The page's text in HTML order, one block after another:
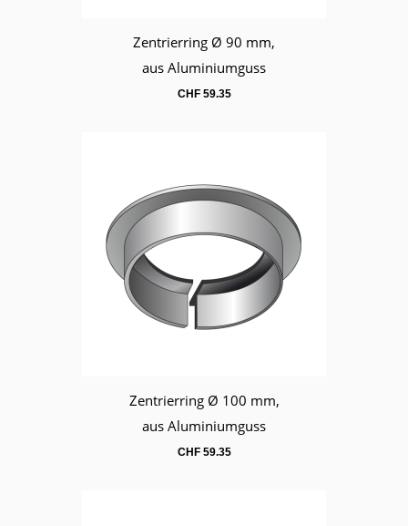
WarenkorbZentrierring Ø 90 mm,
aus Aluminiumguss
CHF59.35
WarenkorbZentrierring Ø 100 mm,
aus Aluminiumguss
CHF59.35